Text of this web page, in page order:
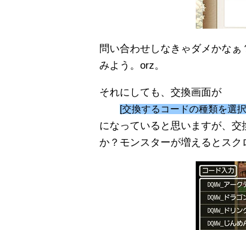
問い合わせしなきゃダメかな
みよう。orz。
それにしても、交換画面が
[交換するコードの種類を選
になっていると思いますが、
か？モンスターが増えるとスク